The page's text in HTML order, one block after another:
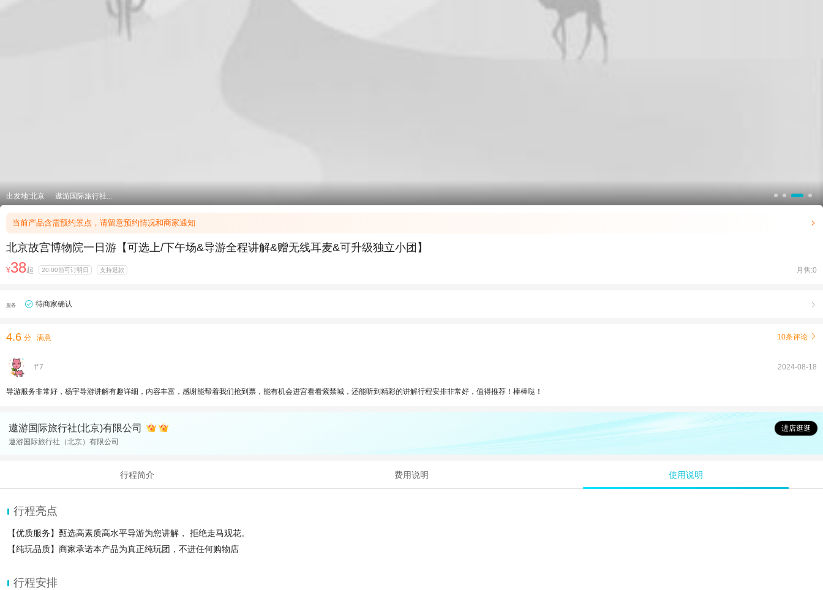
出发地:北京 遨游国际旅行社...
当前产品含需预约景点，请留意预约情况和商家通知 
北京故宫博物院一日游【可选上/下午场&导游全程讲解&赠无线耳麦&可升级独立小团】
¥38起 20:00前可订明日 支持退款 月售:0
服务 待商家确认 
4.6 分 满意 10条评论 
t*7 2024-08-18
导游服务非常好，杨宇导游讲解有趣详细，内容丰富，感谢能帮着我们抢到票，能有机会进宫看看紫禁城，还能听到精彩的讲解行程安排非常好，值得推荐！棒棒哒！
遨游国际旅行社(北京)有限公司
进店逛逛
遨游国际旅行社（北京）有限公司
行程简介 费用说明 使用说明
行程亮点
【优质服务】甄选高素质高水平导游为您讲解， 拒绝走马观花。
【纯玩品质】商家承诺本产品为真正纯玩团，不进任何购物店
行程安排